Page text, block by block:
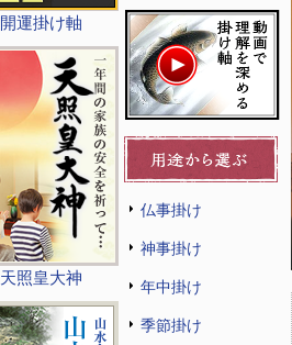
開運掛け軸
天照皇大神
仏事掛け
神事掛け
年中掛け
季節掛け